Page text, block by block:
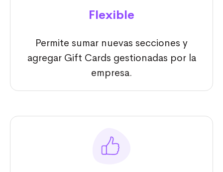
Flexible
Permite sumar nuevas secciones y
agregar Gift Cards gestionadas por la
empresa.